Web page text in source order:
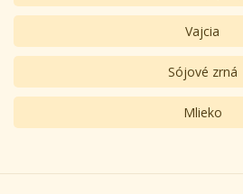
Vajcia
Sójové zrná
Mlieko